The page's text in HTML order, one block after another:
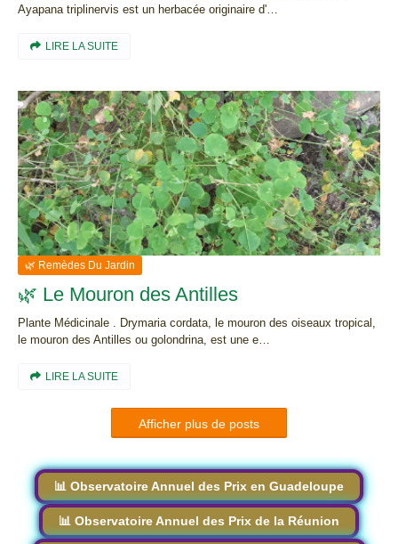
Ayapana triplinervis est un herbacée originaire d'…
LIRE LA SUITE
🌿 Remèdes Du Jardin
🌿 Le Mouron des Antilles
Plante Médicinale . Drymaria cordata, le mouron des oiseaux tropical,
le mouron des Antilles ou golondrina, est une e…
LIRE LA SUITE
Afficher plus de posts
📊 Observatoire Annuel des Prix en Guadeloupe
📊 Observatoire Annuel des Prix de la Réunion